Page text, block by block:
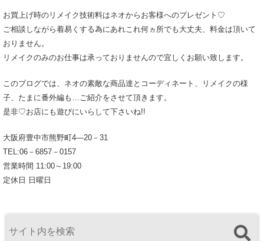
お買上げ時のリメイク技術料はネオからお客様へのプレゼント♡
ご相談しながら着易くする為にあれこれ何ヵ所でも大丈夫、料金は頂いて
おりません。
リメイクのみのお仕事は承っておりませんので宜しくお願い致します。
このブログでは、ネオの素敵な商品達とコーディネート、リメイクの様
子、たまに番外編も…ご紹介をさせて頂きます。
是非♡お店にも遊びにいらして下さいね!!
大阪府豊中市熊野町4―20－31
TEL:06－6857－0157
営業時間 11:00～19:00
定休日 日曜日